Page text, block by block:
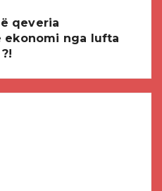
qeveria
nga lufta